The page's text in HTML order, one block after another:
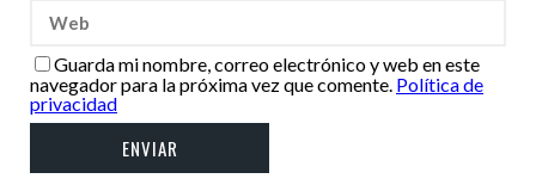
Guarda mi nombre, correo electrónico y web en este
navegador para la próxima vez que comente. Política de
privacidad